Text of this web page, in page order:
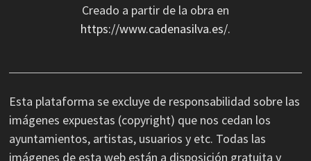
Creado a partir de la obra en
https://www.cadenasilva.es/.
Esta plataforma se excluye de responsabilidad sobre las
imágenes expuestas (copyright) que nos cedan los
ayuntamientos, artistas, usuarios y etc. Todas las
imágenes de esta web están a disposición gratuita y